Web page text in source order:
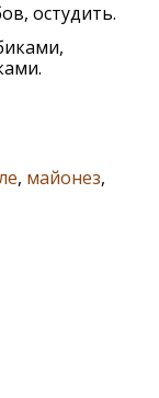
остудить.
, майонез,